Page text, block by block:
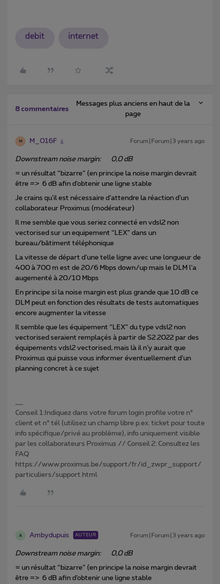
debit internet
8 commentaires
Messages plus anciens en haut de la
page
M M_016F Forum|Forum|3 years ago
Downstream noise margin: 0,0 dB
= un résultat “bizarre” (en principe la noise margin devrait
être => 6 dB afin d’obtenir une ligne stable
Je crains qu’il est nécessaire d’attendre la réaction d’un
collaborateur Proximus (modérateur)
Il me semble que vous seriez connecté en vdsl2 non
vectorised sur un equipement “LEX” dans un
bureau/bâtiment téléphonique
La vitesse de départ d’une telle ligne avec une longueur de
400 à 700 m est de 20/6 Mbps down/up mais le DLM l’a
augementé à 20/10 Mbps
En principe si la noise margin est plus grande que 10 dB ce
DLM peut en fonction des résultats de tests automatiques
encore augmenter la vitesse
Il semble que les équipement “LEX” du type vdsl2 non
vectorised seraient remplaçés à partir de S2.2022 par des
équipements vdsl2 vectorised, mais là il n’y aurait que
Proximus qui puisse vous informer éventuellement d’un
planning concret à ce sujet
Conseil 1:Indiquez dans votre forum login profile votre n°
client et n° tél (utilisez un champ libre p.ex. ticket pour toute
info spécifique/privé au problème), info uniquement visible
par les collaborateurs Proximus // Conseil 2: Consultez les
FAQ
https://www.proximus.be/support/fr/id_zwpr_support/
particuliers/support.html
A Ambydupuis AUTEUR Forum|Forum|3 years ago
Downstream noise margin: 0,0 dB
= un résultat “bizarre” (en principe la noise margin devrait
être => 6 dB afin d’obtenir une ligne stable